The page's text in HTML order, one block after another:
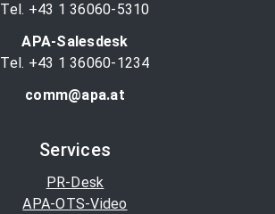
Tel. +43 1 36060-5310
APA-Salesdesk
Tel. +43 1 36060-1234
comm@apa.at
Services
PR-Desk
APA-OTS-Video